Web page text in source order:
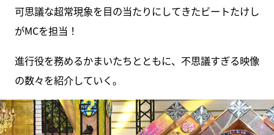
可思議な超常現象を目の当たりにしてきたビートたけし
がMCを担当！
進行役を務めるかまいたちとともに、不思議すぎる映像
の数々を紹介していく。